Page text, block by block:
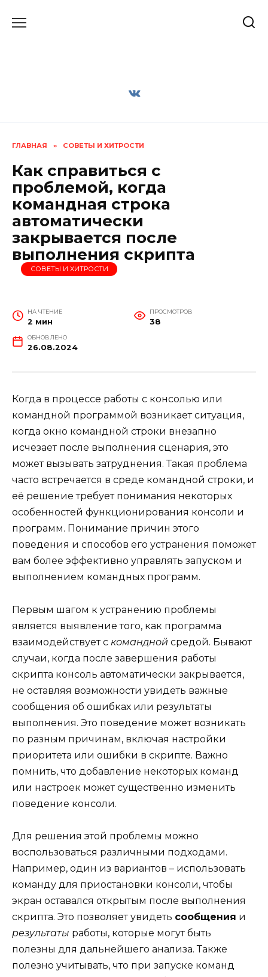
ГЛАВНАЯ » СОВЕТЫ И ХИТРОСТИ
Как справиться с
проблемой, когда
командная строка
автоматически
закрывается после
выполнения скрипта
СОВЕТЫ И ХИТРОСТИ
НА ЧТЕНИЕ
2 мин
ПРОСМОТРОВ
38
ОБНОВЛЕНО
26.08.2024
Когда в процессе работы с консолью или
командной программой возникает ситуация,
когда окно командной строки внезапно
исчезает после выполнения сценария, это
может вызывать затруднения. Такая проблема
часто встречается в среде командной строки, и
её решение требует понимания некоторых
особенностей функционирования консоли и
программ. Понимание причин этого
поведения и способов его устранения поможет
вам более эффективно управлять запуском и
выполнением командных программ.
Первым шагом к устранению проблемы
является выявление того, как программа
взаимодействует с командной средой. Бывают
случаи, когда после завершения работы
скрипта консоль автоматически закрывается,
не оставляя возможности увидеть важные
сообщения об ошибках или результаты
выполнения. Это поведение может возникать
по разным причинам, включая настройки
приоритета или ошибки в скрипте. Важно
помнить, что добавление некоторых команд
или настроек может существенно изменить
поведение консоли.
Для решения этой проблемы можно
воспользоваться различными подходами.
Например, один из вариантов – использовать
команду для приостановки консоли, чтобы
экран оставался открытым после выполнения
скрипта. Это позволяет увидеть сообщения и
результаты работы, которые могут быть
полезны для дальнейшего анализа. Также
полезно учитывать, что при запуске команд